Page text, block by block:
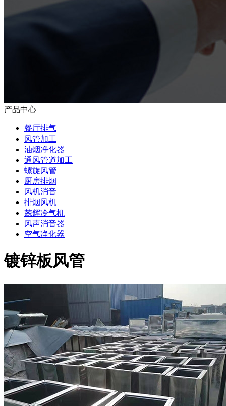
产品中心
餐厅排气
风管加工
油烟净化器
通风管道加工
螺旋风管
厨房排烟
风机消音
排烟风机
兢辉冷气机
风声消音器
空气净化器
镀锌板风管